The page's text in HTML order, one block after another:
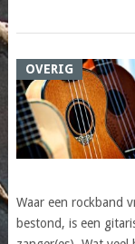
OVERIG
Waar een rockband
bestond, is een